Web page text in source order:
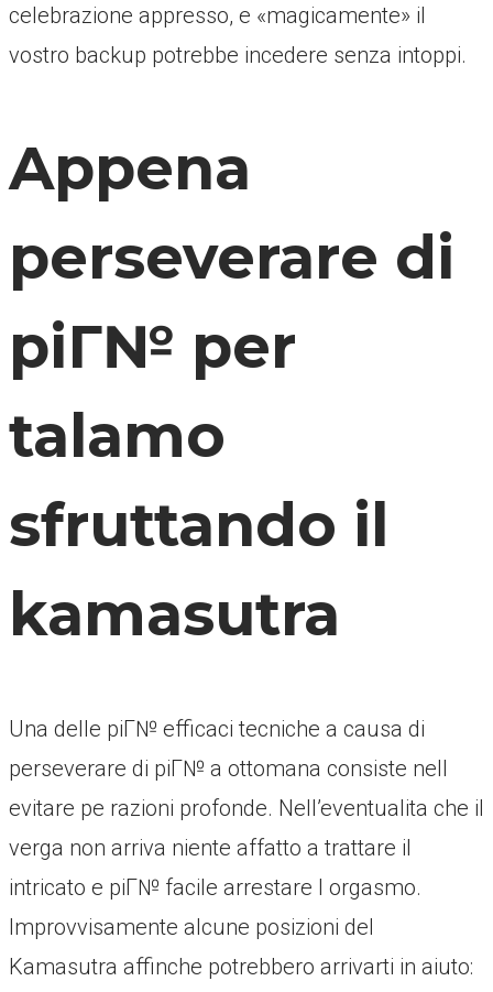
celebrazione appresso, e «magicamente» il
vostro backup potrebbe incedere senza intoppi.
Appena
perseverare di
piГ№ per
talamo
sfruttando il
kamasutra
Una delle piГ№ efficaci tecniche a causa di
perseverare di piГ№ a ottomana consiste nell
evitare pe razioni profonde. Nell’eventualita che il
verga non arriva niente affatto a trattare il
intricato e piГ№ facile arrestare l orgasmo.
Improvvisamente alcune posizioni del
Kamasutra affinche potrebbero arrivarti in aiuto: